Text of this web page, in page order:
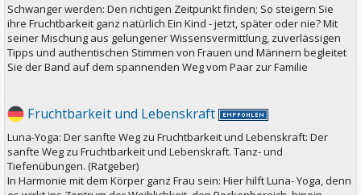
Schwanger werden: Den richtigen Zeitpunkt finden; So steigern Sie
ihre Fruchtbarkeit ganz natürlich Ein Kind - jetzt, später oder nie? Mit
seiner Mischung aus gelungener Wissensvermittlung, zuverlässigen
Tipps und authentischen Stimmen von Frauen und Männern begleitet
Sie der Band auf dem spannenden Weg vom Paar zur Familie
Fruchtbarkeit und Lebenskraft
Luna-Yoga: Der sanfte Weg zu Fruchtbarkeit und Lebenskraft: Der
sanfte Weg zu Fruchtbarkeit und Lebenskraft. Tanz- und
Tiefenübungen. (Ratgeber)
In Harmonie mit dem Körper ganz Frau sein: Hier hilft Luna- Yoga, denn